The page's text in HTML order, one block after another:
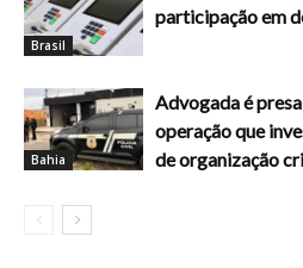
Brasil
participação em
Bahia
Advogada é
operação que
de organização